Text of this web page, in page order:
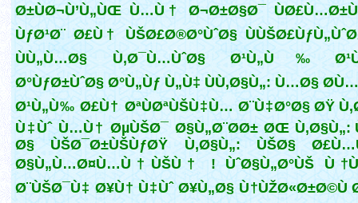
Ø±ÙØ¬Ù’Ù„ÙŒ Ù…Ù† Ø¬Ø±Ø§Ø¯
ÙƒØ¹Ø¨ Ø£Ù† ÙŠØ£Ø®Ø°ÙˆØ§
ÙÙ„Ù…Ø§ Ù‚Ø¯Ù…ÙˆØ§ Ø¹Ù„Ù‰
Ø°ÙƒØ±ÙˆØ§ Ø°Ù„Ùƒ Ù„Ù‡ ÙÙ‚Ø§Ù„: Ù…Ø§
Ø¹Ù„Ù‰ Ø£Ù† ØªÙØªÙŠÙ‡Ù… Ø¨Ù‡Ø°Ø§ ØŸ
Ù‡Ùˆ Ù…Ù† ØµÙŠØ¯ Ø§Ù„Ø¨Ø­Ø± ØŒ Ù‚Ø§Ù„:
Ø§ ÙŠØ¯Ø±ÙŠÙƒØŸ Ù‚Ø§Ù„: ÙŠØ§
Ø§Ù„Ù…Ø¤Ù…Ù†ÙŠÙ† ! ÙˆØ§Ù„Ø°ÙŠ
Ø¨ÙŠØ¯Ù‡ Ø¥Ù† Ù‡Ùˆ Ø¥Ù„Ø§ Ù†ÙŽØ«Ø±Ø©Ù